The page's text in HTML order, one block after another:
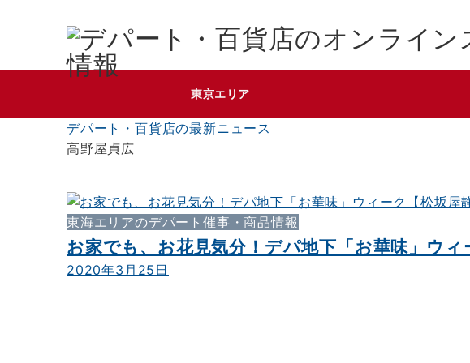
東京エリア
デパート・百貨店の最新ニュース
高野屋貞広
東海エリアのデパート催事・商品情報
お家でも、お花見気分！デパ地下「お華味」ウィ
2020年3月25日